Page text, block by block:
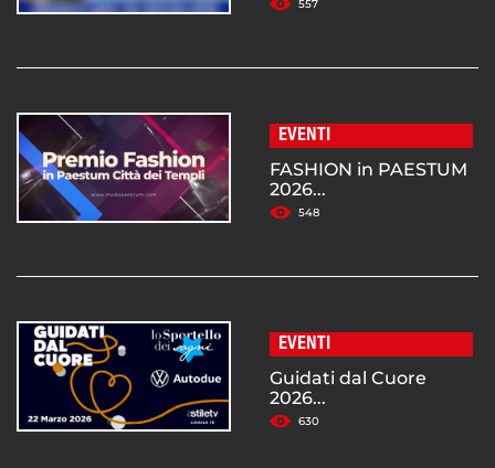
557
EVENTI
FASHION in PAESTUM
2026...
548
EVENTI
Guidati dal Cuore
2026...
630